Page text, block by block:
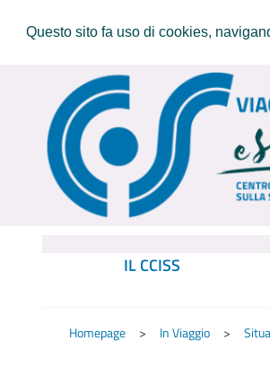
Questo sito fa uso di cookies,
IL CCISS
Homepage In Viaggio